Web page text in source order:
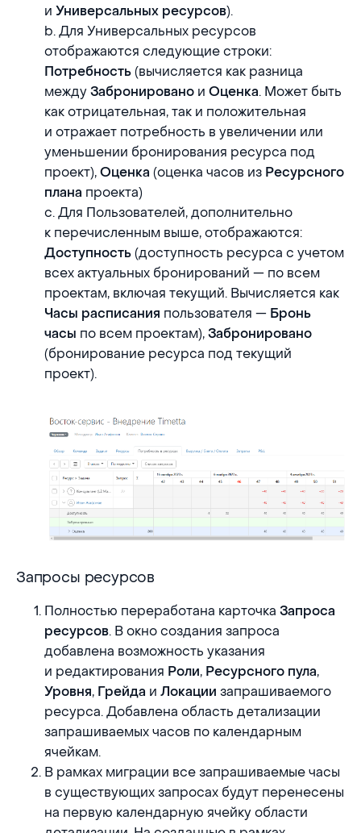
иУниверсальных ресурсов).
b. Для Универсальных ресурсов
отображаются следующие строки:
Потребность (вычисляется как разница
междуЗабронировано иОценка. Может быть
как отрицательная, так и положительная
и отражает потребность в увеличении или
уменьшении бронирования ресурса под
проект),Оценка (оценка часов из Ресурсного
плана проекта)
c. Для Пользователей, дополнительно
к перечисленным выше, отображаются:
Доступность (доступность ресурса с учетом
всех актуальных бронирований — по всем
проектам, включая текущий. Вычисляется как
Часы расписания пользователя — Бронь
часы по всем проектам),Забронировано
(бронирование ресурса под текущий
проект).
Запросы ресурсов
Запросы ресурсов
Полностью переработана карточкаЗапроса
ресурсов. В окно создания запроса
добавлена возможность указания
и редактирования Роли, Ресурсного пула,
Уровня, Грейда иЛокации запрашиваемого
ресурса. Добавлена область детализации
запрашиваемых часов по календарным
ячейкам.
В рамках миграции все запрашиваемые часы
в существующих запросах будут перенесены
на первую календарную ячейку области